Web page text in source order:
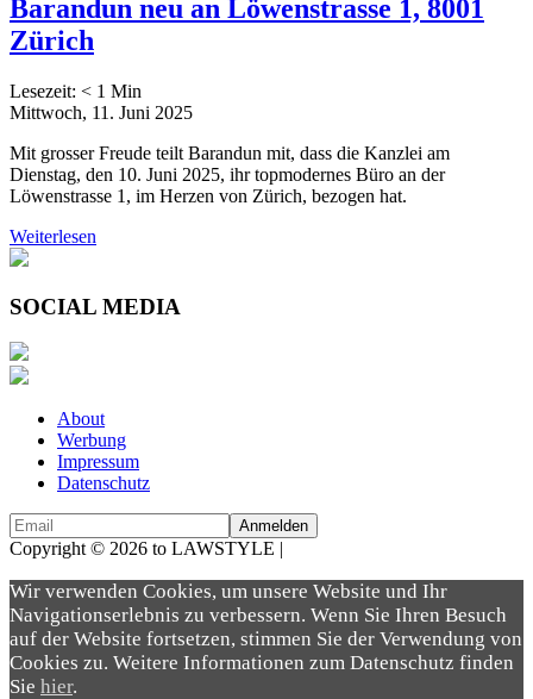
Barandun neu an Löwenstrasse 1, 8001
Zürich
Lesezeit: < 1 Min
Mittwoch, 11. Juni 2025
Mit grosser Freude teilt Barandun mit, dass die Kanzlei am
Dienstag, den 10. Juni 2025, ihr topmodernes Büro an der
Löwenstrasse 1, im Herzen von Zürich, bezogen hat.
Weiterlesen
SOCIAL MEDIA
About
Werbung
Impressum
Datenschutz
Copyright © 2026 to LAWSTYLE |
Wir verwenden Cookies, um unsere Website und Ihr
Navigationserlebnis zu verbessern. Wenn Sie Ihren Besuch
auf der Website fortsetzen, stimmen Sie der Verwendung von
Cookies zu. Weitere Informationen zum Datenschutz finden
Sie hier.